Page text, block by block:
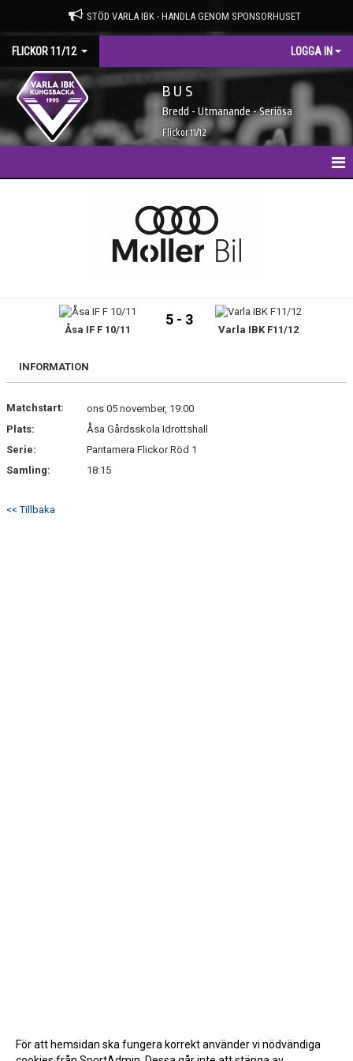
STÖD VARLA IBK - HANDLA GENOM SPONSORHUSET
FLICKOR 11/12 LOGGA IN
B U S
Bredd - Utmanande - Seriösa
Flickor 11/12
BILDGALLERI
KONTAKT
FÖLJ OSS PÅ INSTAGRAM
Åsa IF F 10/11
5 - 3
Varla IBK F11/12
INFORMATION
Matchstart:
ons 05 november, 19:00
Plats:
Åsa Gårdsskola Idrottshall
Serie:
Pantamera Flickor Röd 1
Samling:
18:15
<< Tillbaka
För att hemsidan ska fungera korrekt använder vi nödvändiga